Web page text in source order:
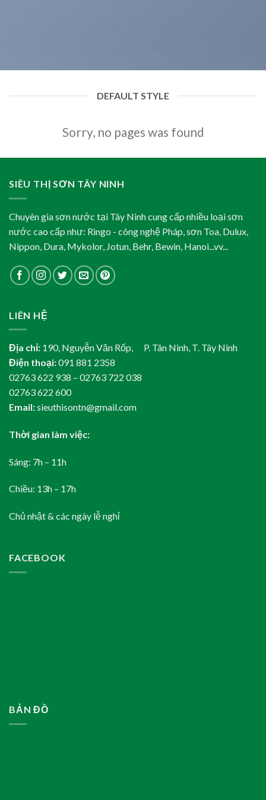
DEFAULT STYLE
Sorry, no pages was found
SIÊU THỊ SƠN TÂY NINH
Chuyên gia sơn nước tại Tây Ninh cung cấp nhiều loại sơn
nước cao cấp như: Ringo - công nghệ Pháp, sơn Toa, Dulux,
Nippon, Dura, Mykolor, Jotun, Behr, Bewin, Hanoi...vv...
LIÊN HỆ
Địa chỉ: 190, Nguyễn Văn Rốp, P. Tân Ninh, T. Tây Ninh
Điện thoại:091 881 2358
02763 622 938 – 02763 722 038
02763 622 600
Email:sieuthisontn@gmail.com
Thời gian làm việc:
Sáng: 7h – 11h
Chiều: 13h – 17h
Chủ nhật & các ngày lễ nghỉ
FACEBOOK
BẢN ĐỒ